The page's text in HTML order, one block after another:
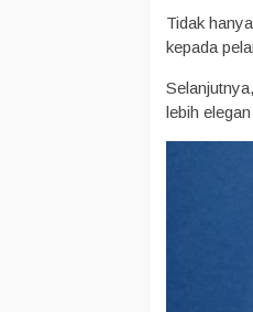
Tidak
kepada
lebih